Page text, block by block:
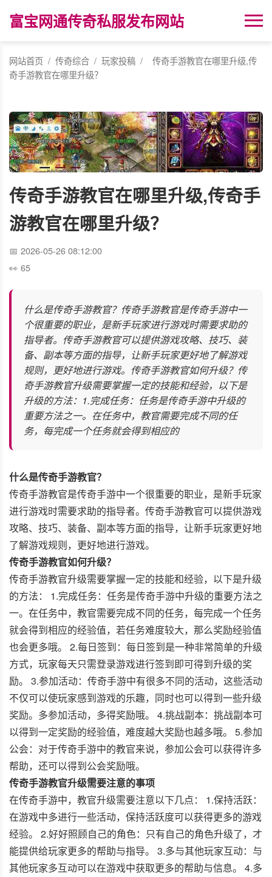
富宝网通传奇私服发布网站
网站首页 / 传奇综合 / 玩家投稿 /
传奇手游教官在哪里升级,传
奇手游教官在哪里升级？
传奇手游教官在哪里升级,传奇手
游教官在哪里升级？
2026-05-26 08:12:00
65
什么是传奇手游教官？传奇手游教官是传奇手游中一
个很重要的职业，是新手玩家进行游戏时需要求助的
指导者。传奇手游教官可以提供游戏攻略、技巧、装
备、副本等方面的指导，让新手玩家更好地了解游戏
规则，更好地进行游戏。传奇手游教官如何升级？传
奇手游教官升级需要掌握一定的技能和经验，以下是
升级的方法：1.完成任务：任务是传奇手游中升级的
重要方法之一。在任务中，教官需要完成不同的任
务，每完成一个任务就会得到相应的
什么是传奇手游教官？
传奇手游教官是传奇手游中一个很重要的职业，是新手玩家
进行游戏时需要求助的指导者。传奇手游教官可以提供游戏
攻略、技巧、装备、副本等方面的指导，让新手玩家更好地
了解游戏规则，更好地进行游戏。
传奇手游教官如何升级？
传奇手游教官升级需要掌握一定的技能和经验，以下是升级
的方法： 1.完成任务：任务是传奇手游中升级的重要方法之
一。在任务中，教官需要完成不同的任务，每完成一个任务
就会得到相应的经验值，若任务难度较大，那么奖励经验值
也会更多哦。 2.每日签到：每日签到是一种非常简单的升级
方式，玩家每天只需登录游戏进行签到即可得到升级的奖
励。 3.参加活动：传奇手游中有很多不同的活动，这些活动
不仅可以使玩家感到游戏的乐趣，同时也可以得到一些升级
奖励。多参加活动，多得奖励哦。 4.挑战副本：挑战副本可
以得到一定奖励的经验值，难度越大奖励也越多哦。 5.参加
公会：对于传奇手游中的教官来说，参加公会可以获得许多
帮助，还可以得到公会奖励哦。
传奇手游教官升级需要注意的事项
在传奇手游中，教官升级需要注意以下几点： 1.保持活跃：
在游戏中多进行一些活动，保持活跃度可以获得更多的游戏
经验。 2.好好照顾自己的角色：只有自己的角色升级了，才
能提供给玩家更多的帮助与指导。 3.多与其他玩家互动：与
其他玩家多互动可以在游戏中获取更多的帮助与信息。 4.多